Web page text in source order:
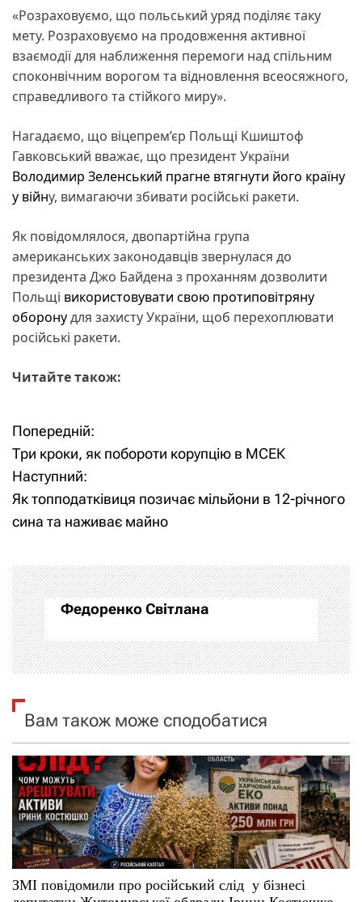
«Розраховуємо, що польський уряд поділяє таку
мету. Розраховуємо на продовження активної
взаємодії для наближення перемоги над спільним
споконвічним ворогом та відновлення всеосяжного,
справедливого та стійкого миру».
Нагадаємо, що віцепрем’єр Польщі Кшиштоф
Гавковський вважає, що президент України
Володимир Зеленський прагне втягнути його країну
у війну, вимагаючи збивати російські ракети.
Як повідомлялося, двопартійна група
американських законодавців звернулася до
президента Джо Байдена з проханням дозволити
Польщі використовувати свою протиповітряну
оборонудля захисту України, щоб перехоплювати
російські ракети.
Читайте також:
Н
а
в
г
а
ц
і
я
з
а
п
и
с
Попередній:
Три кроки, як побороти корупцію в МСЕК
Наступний:
Як топподатківиця позичає мільйони в 12-річного
сина та наживає майно
Федоренко Світлана
Вам також може сподобатися
ЗМІ повідомили про російський слід у бізнесі